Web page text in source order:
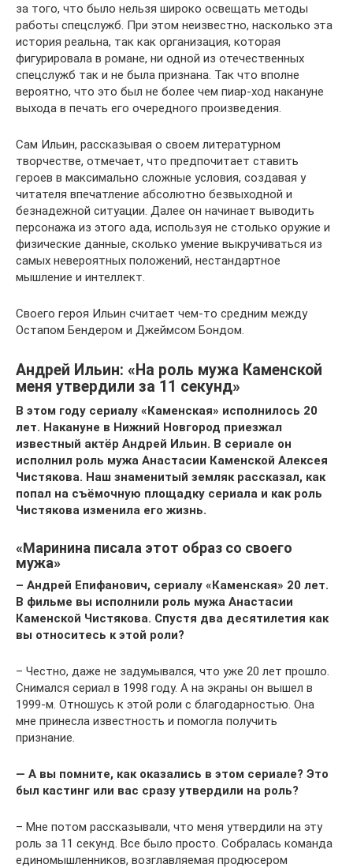
за того, что было нельзя широко освещать методы
работы спецслужб. При этом неизвестно, насколько эта
история реальна, так как организация, которая
фигурировала в романе, ни одной из отечественных
спецслужб так и не была признана. Так что вполне
вероятно, что это был не более чем пиар-ход накануне
выхода в печать его очередного произведения.
Сам Ильин, рассказывая о своем литературном
творчестве, отмечает, что предпочитает ставить
героев в максимально сложные условия, создавая у
читателя впечатление абсолютно безвыходной и
безнадежной ситуации. Далее он начинает выводить
персонажа из этого ада, используя не столько оружие и
физические данные, сколько умение выкручиваться из
самых невероятных положений, нестандартное
мышление и интеллект.
Своего героя Ильин считает чем-то средним между
Остапом Бендером и Джеймсом Бондом.
Андрей Ильин: «На роль мужа Каменской
меня утвердили за 11 секунд»
В этом году сериалу «Каменская» исполнилось 20
лет. Накануне в Нижний Новгород приезжал
известный актёр Андрей Ильин. В сериале он
исполнил роль мужа Анастасии Каменской Алексея
Чистякова. Наш знаменитый земляк рассказал, как
попал на съёмочную площадку сериала и как роль
Чистякова изменила его жизнь.
«Маринина писала этот образ со своего
мужа»
– Андрей Епифанович, сериалу «Каменская» 20 лет.
В фильме вы исполнили роль мужа Анастасии
Каменской Чистякова. Спустя два десятилетия как
вы относитесь к этой роли?
– Честно, даже не задумывался, что уже 20 лет прошло.
Снимался сериал в 1998 году. А на экраны он вышел в
1999-м. Отношусь к этой роли с благодарностью. Она
мне принесла известность и помогла получить
признание.
— А вы помните, как оказались в этом сериале? Это
был кастинг или вас сразу утвердили на роль?
– Мне потом рассказывали, что меня утвердили на эту
роль за 11 секунд. Все было просто. Собралась команда
единомышленников, возглавляемая продюсером